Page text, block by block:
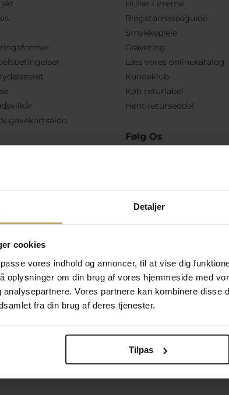
Detaljer
cookies
vores indhold og annoncer, til at vise dig
oplysninger om din brug af vores hjemmeside med
analysepartnere. Vores partnere kan kombinere disse
fra din brug af deres tjenester.
Tilpas
gavekortsaldo
Huller i ørerne
Ringstørrelsesguide
Smykkepleje
Gravering
Læs vores onlinekatalog
Kundeklub
Køb returlabel
Hent returseddel
Følg Os
Betalingsmuligheder
Ændr